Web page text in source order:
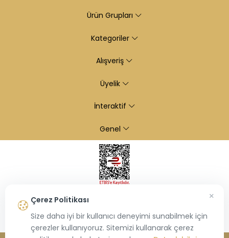
Ürün Grupları
Kategoriler
Alışveriş
Üyelik
İnteraktif
Genel
Çerez Politikası
Size daha iyi bir kullanıcı deneyimi sunabilmek için
çerezler kullanıyoruz. Sitemizi kullanarak çerez
×